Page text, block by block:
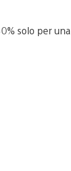
solo per una